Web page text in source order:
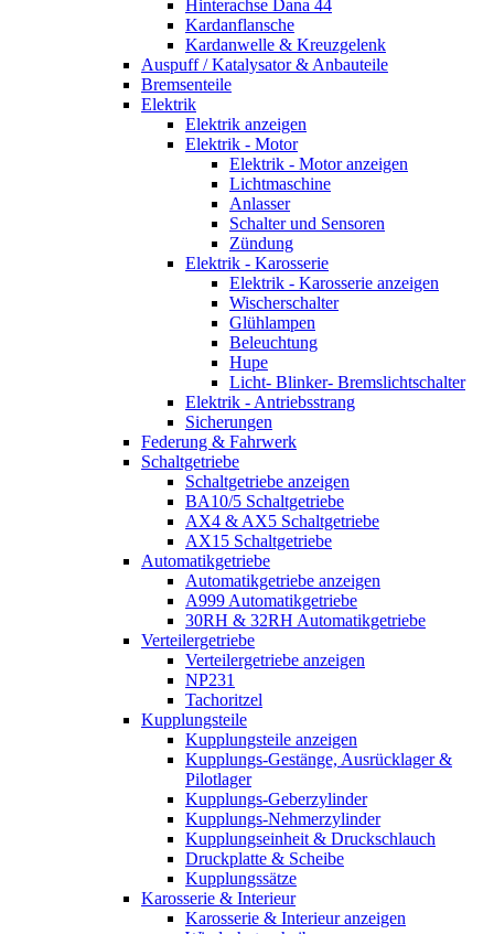
Hinterachse Dana 44
Kardanflansche
Kardanwelle & Kreuzgelenk
Auspuff / Katalysator & Anbauteile
Bremsenteile
Elektrik
Elektrik anzeigen
Elektrik - Motor
Elektrik - Motor anzeigen
Lichtmaschine
Anlasser
Schalter und Sensoren
Zündung
Elektrik - Karosserie
Elektrik - Karosserie anzeigen
Wischerschalter
Glühlampen
Beleuchtung
Hupe
Licht- Blinker- Bremslichtschalter
Elektrik - Antriebsstrang
Sicherungen
Federung & Fahrwerk
Schaltgetriebe
Schaltgetriebe anzeigen
BA10/5 Schaltgetriebe
AX4 & AX5 Schaltgetriebe
AX15 Schaltgetriebe
Automatikgetriebe
Automatikgetriebe anzeigen
A999 Automatikgetriebe
30RH & 32RH Automatikgetriebe
Verteilergetriebe
Verteilergetriebe anzeigen
NP231
Tachoritzel
Kupplungsteile
Kupplungsteile anzeigen
Kupplungs-Gestänge, Ausrücklager &
Pilotlager
Kupplungs-Geberzylinder
Kupplungs-Nehmerzylinder
Kupplungseinheit & Druckschlauch
Druckplatte & Scheibe
Kupplungssätze
Karosserie & Interieur
Karosserie & Interieur anzeigen